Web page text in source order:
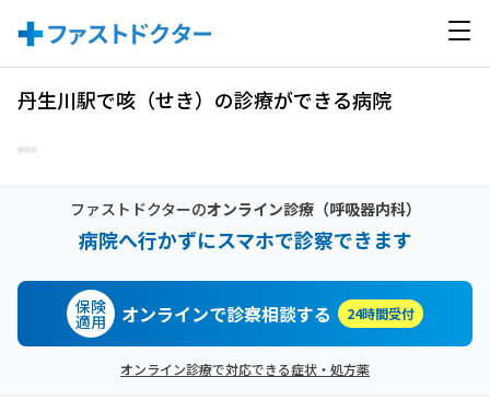
丹生川駅で咳（せき）の診療ができる病院
ファストドクターのオンライン診療（呼吸器内科）
病院へ行かずにスマホで診察できます
保険
適用 オンラインで診察相談する 24時間受付
オンライン診療で対応できる症状・処方薬